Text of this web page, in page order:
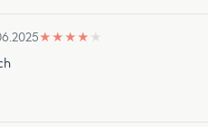
★ ★ ★ ★ ★